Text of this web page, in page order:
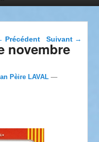
Navigation dans les
articles
Précédent Suivant →
novembre
Pèire LAVAL —